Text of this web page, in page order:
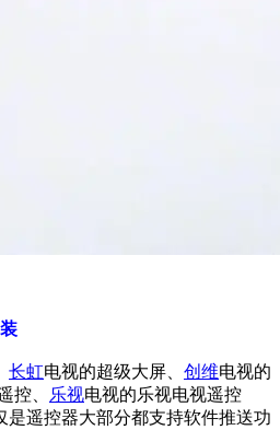
长虹电视的超级大屏、 创维电视的
控、
乐视电视的乐视电视遥控
是遥控器大部分都支持软件推送功